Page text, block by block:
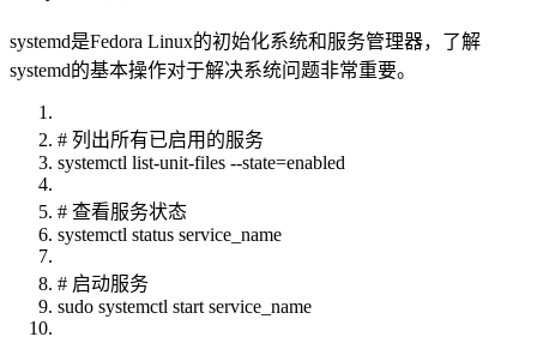
systemd是Fedora Linux的初始化系统和服务管理器，了解
systemd的基本操作对于解决系统问题非常重要。
# 列出所有已启用的服务
systemctl list-unit-files --state=enabled
# 查看服务状态
systemctl status service_name
# 启动服务
sudo systemctl start service_name